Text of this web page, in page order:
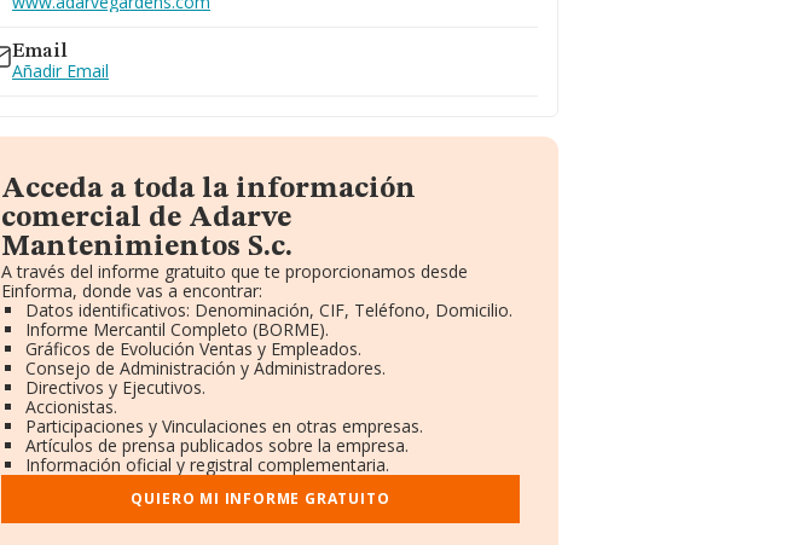
Email
Añadir Email
Acceda a toda la información
comercial de Adarve
Mantenimientos S.c.
A través del informe gratuito que te proporcionamos desde
Einforma, donde vas a encontrar:
Datos identificativos: Denominación, CIF, Teléfono, Domicilio.
Informe Mercantil Completo (BORME).
Gráficos de Evolución Ventas y Empleados.
Consejo de Administración y Administradores.
Directivos y Ejecutivos.
Accionistas.
Participaciones y Vinculaciones en otras empresas.
Artículos de prensa publicados sobre la empresa.
Información oficial y registral complementaria.
QUIERO MI INFORME GRATUITO